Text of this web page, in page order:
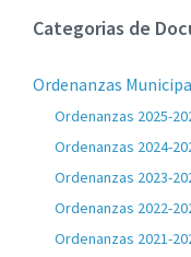
Categorias de
Ordenanzas
Ordenanzas 2025-
Ordenanzas 2024-
Ordenanzas 2023-
Ordenanzas 2022-
Ordenanzas 2021-